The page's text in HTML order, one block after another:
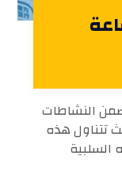
النشاطات
تتناول هذه